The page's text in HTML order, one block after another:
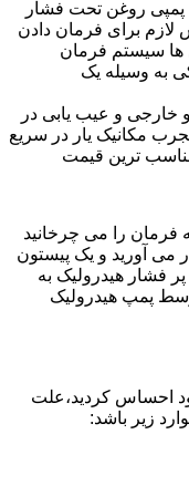
پمپی روغن تحت فشار
برای فرمان دادن
ها سیستم فرمان
به وسیله یک
خارجی و عیب یابی در
مکانیک یار در سریع
را می چرخانید
می آورید و یک پیستون
فشار هیدرولیک به
پمپ هیدرولیک
احساس کردید،علت
زیر باشد: